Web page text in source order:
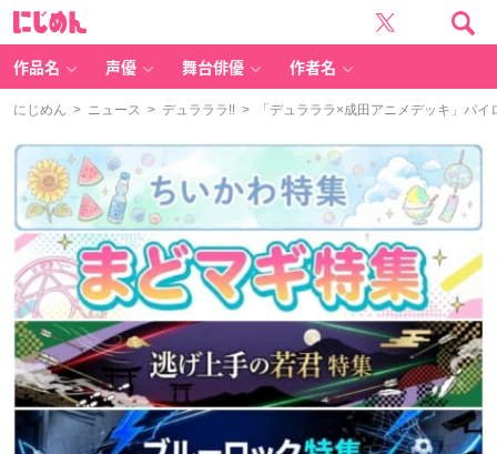
作品名 声優 舞台俳優 作者名
にじめん > ニュース > デュラララ!! > 「デュラララ×成田アニメデッキ」パイ